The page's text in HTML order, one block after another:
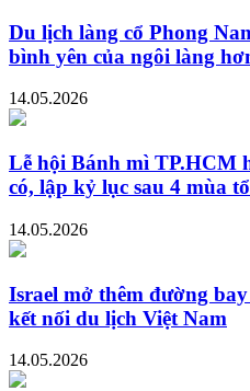
Du lịch làng cổ Phong
bình yên của ngôi làng
14.05.2026
Lễ hội Bánh mì TP.HCM
có, lập kỷ lục sau 4 mùa
14.05.2026
Israel mở thêm đường
kết nối du lịch Việt Nam
14.05.2026